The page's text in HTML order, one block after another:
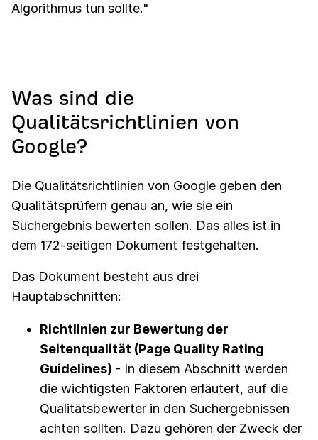
Algorithmus tun sollte."
Was sind die
Qualitätsrichtlinien von
Google?
Die Qualitätsrichtlinien von Google geben den
Qualitätsprüfern genau an, wie sie ein
Suchergebnis bewerten sollen. Das alles ist in
dem 172-seitigen Dokument festgehalten.
Das Dokument besteht aus drei
Hauptabschnitten:
Richtlinien zur Bewertung der
Seitenqualität (Page Quality Rating
Guidelines) - In diesem Abschnitt werden
die wichtigsten Faktoren erläutert, auf die
Qualitätsbewerter in den Suchergebnissen
achten sollten. Dazu gehören der Zweck der